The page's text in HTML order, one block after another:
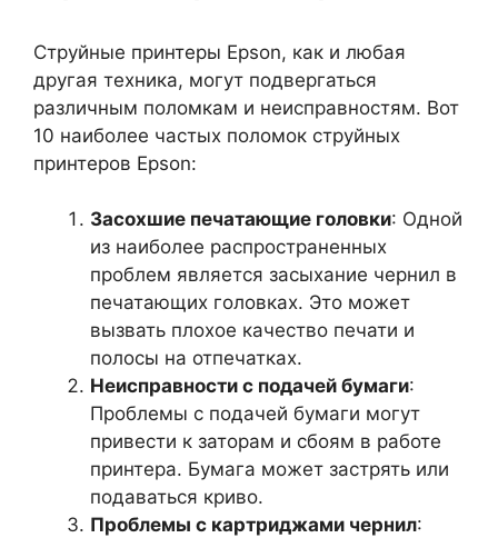
Струйные принтеры Epson, как и любая
другая техника, могут подвергаться
различным поломкам и неисправностям. Вот
10 наиболее частых поломок струйных
принтеров Epson:
Засохшие печатающие головки: Одной
из наиболее распространенных
проблем является засыхание чернил в
печатающих головках. Это может
вызвать плохое качество печати и
полосы на отпечатках.
Неисправности с подачей бумаги:
Проблемы с подачей бумаги могут
привести к заторам и сбоям в работе
принтера. Бумага может застрять или
подаваться криво.
Проблемы с картриджами чернил: